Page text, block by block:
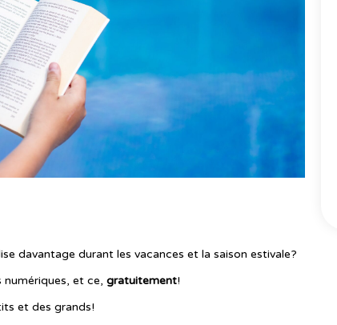
davantage durant les vacances et la saison estivale?
numériques, et ce, gratuitement!
et des grands!